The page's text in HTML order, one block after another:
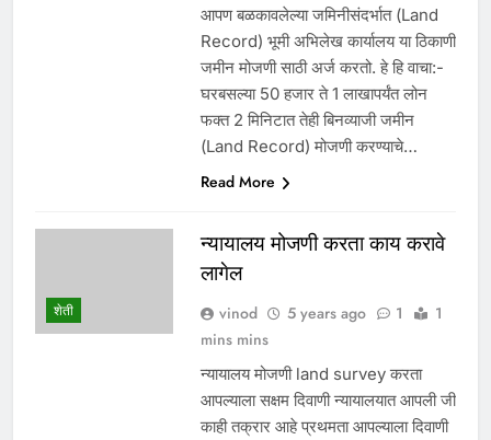
आपण बळकावलेल्या जमिनीसंदर्भात (Land
Record) भूमी अभिलेख कार्यालय या ठिकाणी
जमीन मोजणी साठी अर्ज करतो. हे हि वाचा:-
घरबसल्या 50 हजार ते 1 लाखापर्यंत लोन
फक्त 2 मिनिटात तेही बिनव्याजी जमीन
(Land Record) मोजणी करण्याचे…
Read More
शेती
न्यायालय मोजणी करता काय करावे
लागेल
vinod 5 years ago 1
1
mins mins
न्यायालय मोजणी land survey करता
आपल्याला सक्षम दिवाणी न्यायालयात आपली जी
काही तक्रार आहे प्रथमता आपल्याला दिवाणी